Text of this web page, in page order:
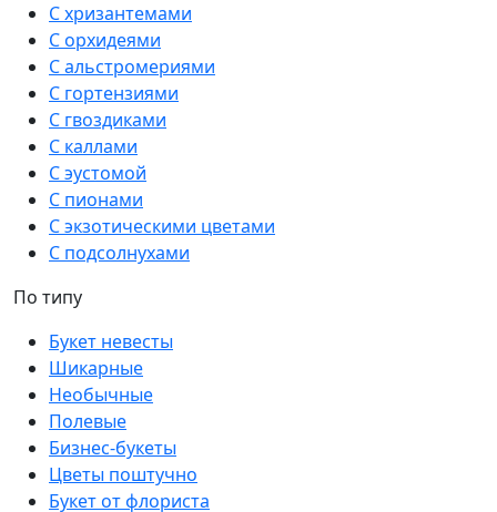
С хризантемами
С орхидеями
С альстромериями
С гортензиями
С гвоздиками
С каллами
С эустомой
С пионами
С экзотическими цветами
С подсолнухами
По типу
Букет невесты
Шикарные
Необычные
Полевые
Бизнес-букеты
Цветы поштучно
Букет от флориста